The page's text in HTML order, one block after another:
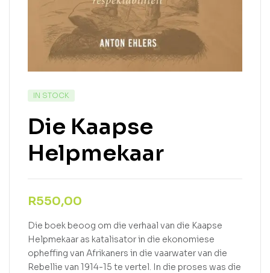
IN STOCK
Die Kaapse
Helpmekaar
R550,00
Die boek beoog om die verhaal van die Kaapse
Helpmekaar as katalisator in die ekonomiese
opheffing van Afrikaners in die vaarwater van die
Rebellie van 1914-15 te vertel. In die proses was die